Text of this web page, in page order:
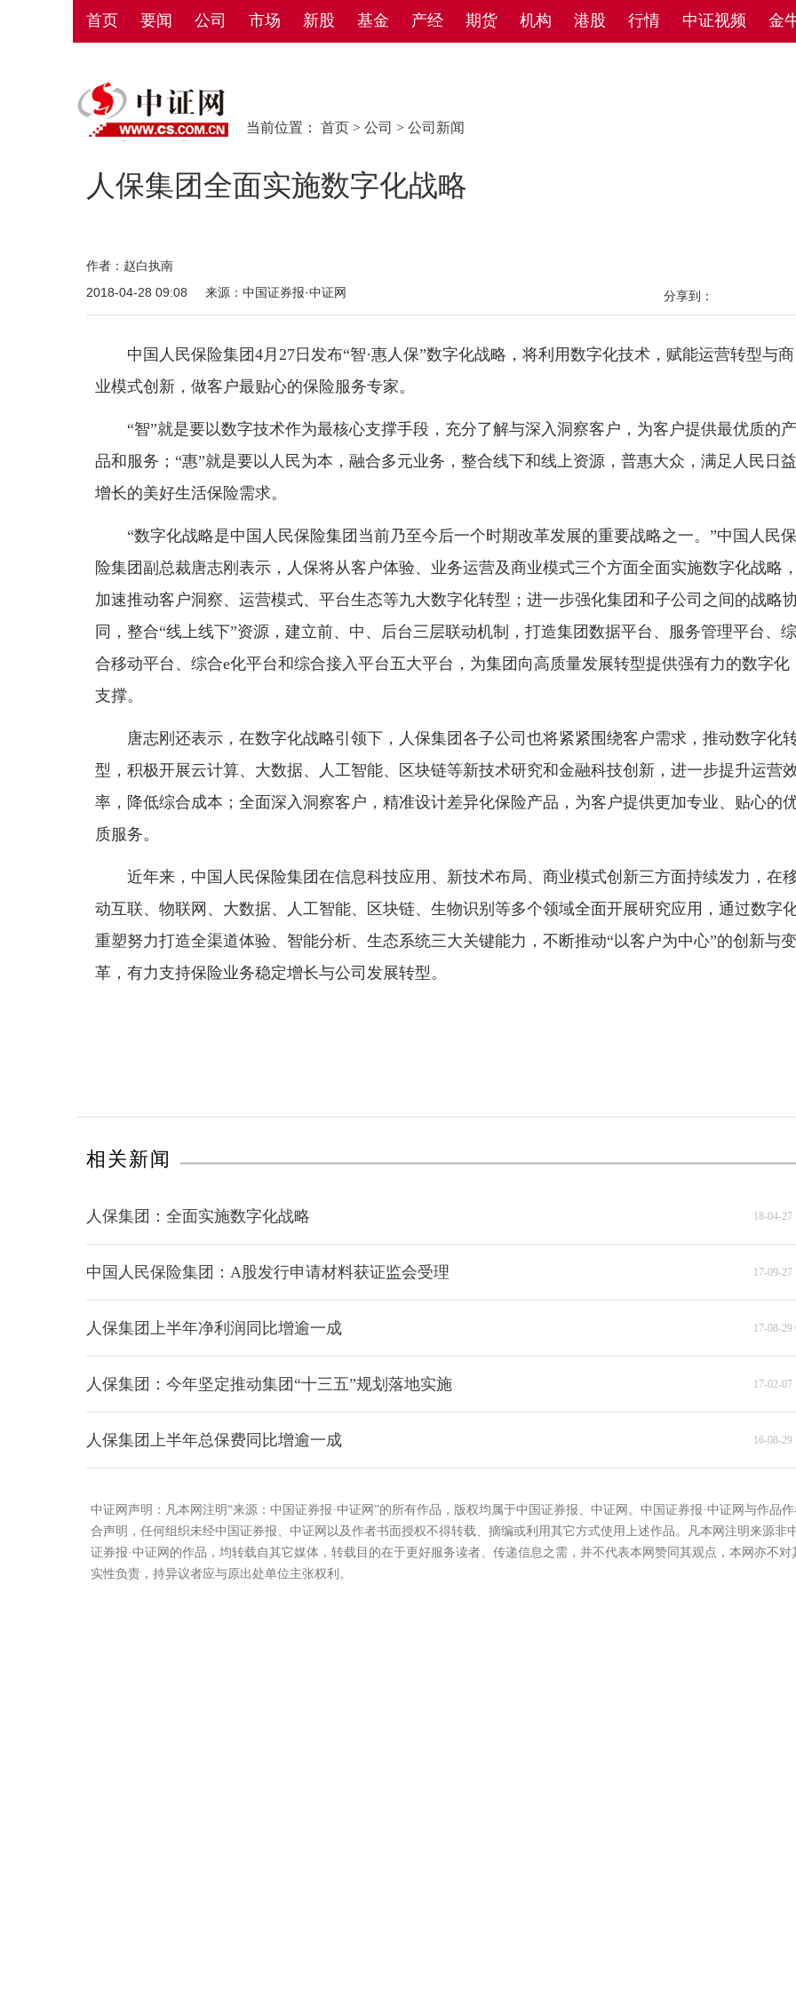
首页 要闻 公司 市场 新股 基金 产经 期货 机构 港股 行情 中证视频 金
当前位置： 首页 > 公司 > 公司新闻
人保集团全面实施数字化战略
作者：赵白执南
2018-04-28 09:08
来源：中国证券报·中证网 分享到：
中国人民保险集团4月27日发布“智·惠人保”数字化战略，将利用数字化技术，赋能运营转型与商
业模式创新，做客户最贴心的保险服务专家。
“智”就是要以数字技术作为最核心支撑手段，充分了解与深入洞察客户，为客户提供最优质的产
品和服务；“惠”就是要以人民为本，融合多元业务，整合线下和线上资源，普惠大众，满足人民日益
增长的美好生活保险需求。
“数字化战略是中国人民保险集团当前乃至今后一个时期改革发展的重要战略之一。”中国人民保
险集团副总裁唐志刚表示，人保将从客户体验、业务运营及商业模式三个方面全面实施数字化战略，
加速推动客户洞察、运营模式、平台生态等九大数字化转型；进一步强化集团和子公司之间的战略
同，整合“线上线下”资源，建立前、中、后台三层联动机制，打造集团数据平台、服务管理平台、综
合移动平台、综合e化平台和综合接入平台五大平台，为集团向高质量发展转型提供强有力的数字化
支撑。
唐志刚还表示，在数字化战略引领下，人保集团各子公司也将紧紧围绕客户需求，推动数字化
型，积极开展云计算、大数据、人工智能、区块链等新技术研究和金融科技创新，进一步提升运营
率，降低综合成本；全面深入洞察客户，精准设计差异化保险产品，为客户提供更加专业、贴心的
质服务。
近年来，中国人民保险集团在信息科技应用、新技术布局、商业模式创新三方面持续发力，在
动互联、物联网、大数据、人工智能、区块链、生物识别等多个领域全面开展研究应用，通过数字
重塑努力打造全渠道体验、智能分析、生态系统三大关键能力，不断推动“以客户为中心”的创新与变
革，有力支持保险业务稳定增长与公司发展转型。
相关新闻
18-04-27
人保集团：全面实施数字化战略
17-09-27
中国人民保险集团：A股发行申请材料获证监会受理
17-08-29
人保集团上半年净利润同比增逾一成
17-02-07
人保集团：今年坚定推动集团“十三五”规划落地实施
16-08-29
人保集团上半年总保费同比增逾一成
中证网声明：凡本网注明“来源：中国证券报·中证网”的所有作品，版权均属于中国证券报、中证网。中国证券报·中证网与作品
合声明，任何组织未经中国证券报、中证网以及作者书面授权不得转载、摘编或利用其它方式使用上述作品。凡本网注明来源非
证券报·中证网的作品，均转载自其它媒体，转载目的在于更好服务读者、传递信息之需，并不代表本网赞同其观点，本网亦不对
实性负责，持异议者应与原出处单位主张权利。